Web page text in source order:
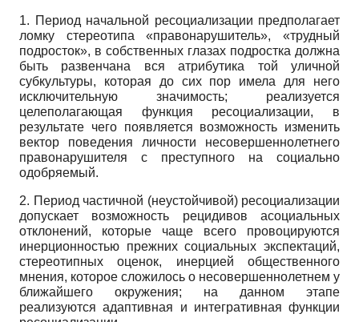
1. Период начальной ресоциализации предполагает
ломку стереотипа «правонарушитель», «трудный
подросток», в собственных глазах подростка должна
быть развенчана вся атрибутика той уличной
субкультуры, которая до сих пор имела для него
исключительную значимость; реализуется
целеполагающая функция ресоциализации, в
результате чего появляется возможность изменить
вектор поведения личности несовершеннолетнего
правонарушителя с преступного на социально
одобряемый.
2. Период частичной (неустойчивой) ресоциализации
допускает возможность рецидивов асоциальных
отклонений, которые чаще всего провоцируются
инерционностью прежних социальных экспектаций,
стереотипных оценок, инерцией общественного
мнения, которое сложилось о несовершеннолетнем у
ближайшего окружения; на данном этапе
реализуются адаптивная и интегративная функции